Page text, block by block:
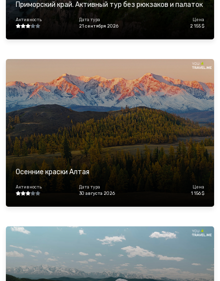
Приморский край. Активный тур без рюкзаков и палаток
Активность
Дата тура
21 сентября 2026
Цена
2 155 $
Осенние краски Алтая
Активность
Дата тура
30 августа 2026
Цена
1 156 $